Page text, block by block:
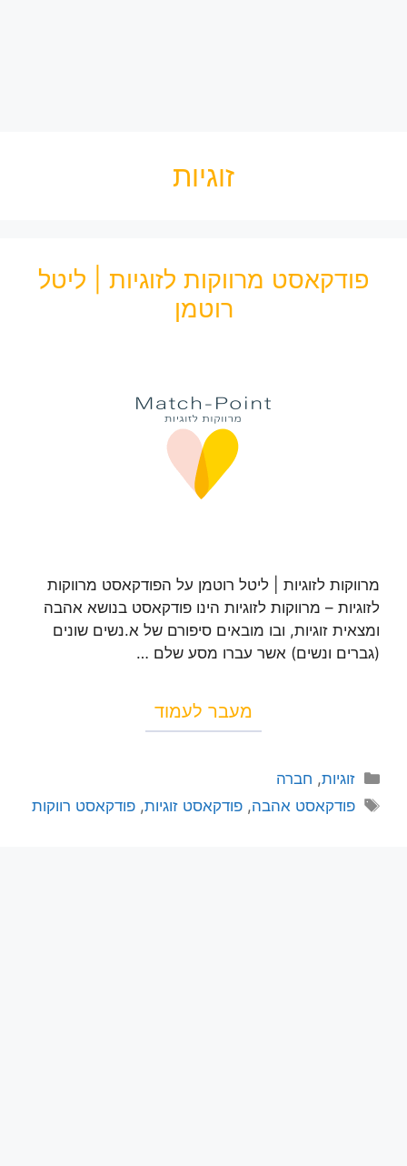
זוגיות
פודקאסט מרווקות לזוגיות | ליטל
רוטמן
מרווקות לזוגיות | ליטל רוטמן על הפודקאסט מרווקות
לזוגיות – מרווקות לזוגיות הינו פודקאסט בנושא אהבה
ומצאית זוגיות, ובו מובאים סיפורם של א.נשים שונים
(גברים ונשים) אשר עברו מסע שלם …
מעבר לעמוד
זוגיות, חברה
פודקאסט אהבה,פודקאסט זוגיות,פודקאסט רווקות